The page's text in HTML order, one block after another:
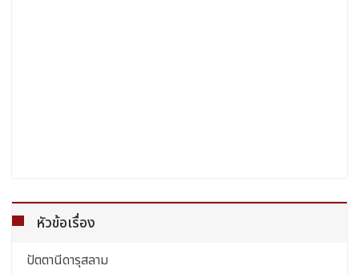
หัวข้อเรื่อง
ปัตตานีดารุสลาม